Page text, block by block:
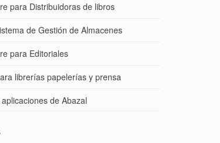
para Distribuidoras de libros
de Gestión de Almacenes
para Editoriales
librerías papelerías y prensa
de Abazal